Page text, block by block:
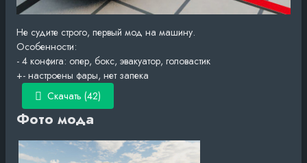
Не судите строго, первый мод на машину.
Особенности:
- 4 конфига: опер, бокс, эвакуатор, головастик
+- настроены фары, нет запека
Скачать (42)
Фото мода